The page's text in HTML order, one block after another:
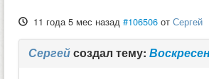
11 года 5 мес назад #106506 отСергей
Сергейсоздал тему: